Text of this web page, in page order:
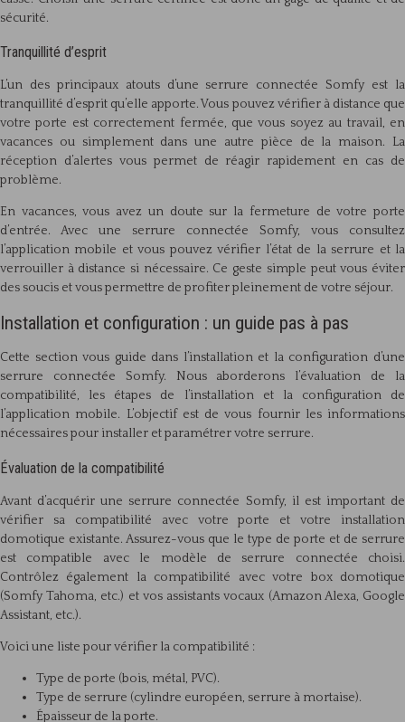
sécurité.
Tranquillité d’esprit
L’un des principaux atouts d’une serrure connectée Somfy est la
tranquillité d’esprit qu’elle apporte. Vous pouvez vérifier à distance que
votre porte est correctement fermée, que vous soyez au travail, en
vacances ou simplement dans une autre pièce de la maison. La
réception d’alertes vous permet de réagir rapidement en cas de
problème.
En vacances, vous avez un doute sur la fermeture de votre porte
d’entrée. Avec une serrure connectée Somfy, vous consultez
l’application mobile et vous pouvez vérifier l’état de la serrure et la
verrouiller à distance si nécessaire. Ce geste simple peut vous éviter
des soucis et vous permettre de profiter pleinement de votre séjour.
Installation et configuration : un guide pas à pas
Cette section vous guide dans l’installation et la configuration d’une
serrure connectée Somfy. Nous aborderons l’évaluation de la
compatibilité, les étapes de l’installation et la configuration de
l’application mobile. L’objectif est de vous fournir les informations
nécessaires pour installer et paramétrer votre serrure.
Évaluation de la compatibilité
Avant d’acquérir une serrure connectée Somfy, il est important de
vérifier sa compatibilité avec votre porte et votre installation
domotique existante. Assurez-vous que le type de porte et de serrure
est compatible avec le modèle de serrure connectée choisi.
Contrôlez également la compatibilité avec votre box domotique
(Somfy Tahoma, etc.) et vos assistants vocaux (Amazon Alexa, Google
Assistant, etc.).
Voici une liste pour vérifier la compatibilité :
Type de porte (bois, métal, PVC).
Type de serrure (cylindre européen, serrure à mortaise).
Épaisseur de la porte.